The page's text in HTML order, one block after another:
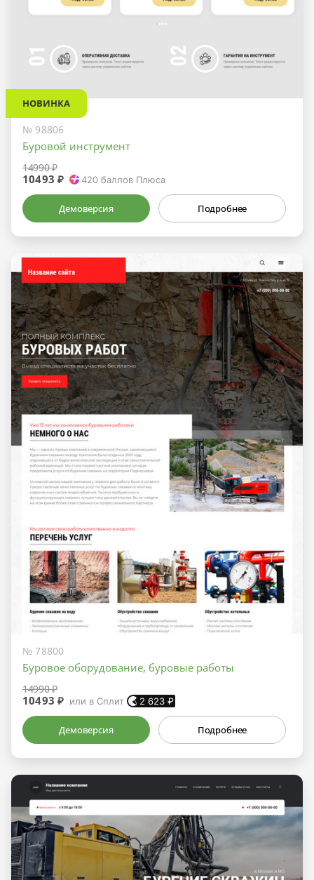
НОВИНКА
№ 98806
Буровой инструмент
14990 ₽
10493 ₽ 420 баллов Плюса
Демоверсия Подробнее
№ 78800
Буровое оборудование, буровые работы
14990 ₽
10493 ₽ или в Сплит 2 623 ₽
Демоверсия Подробнее